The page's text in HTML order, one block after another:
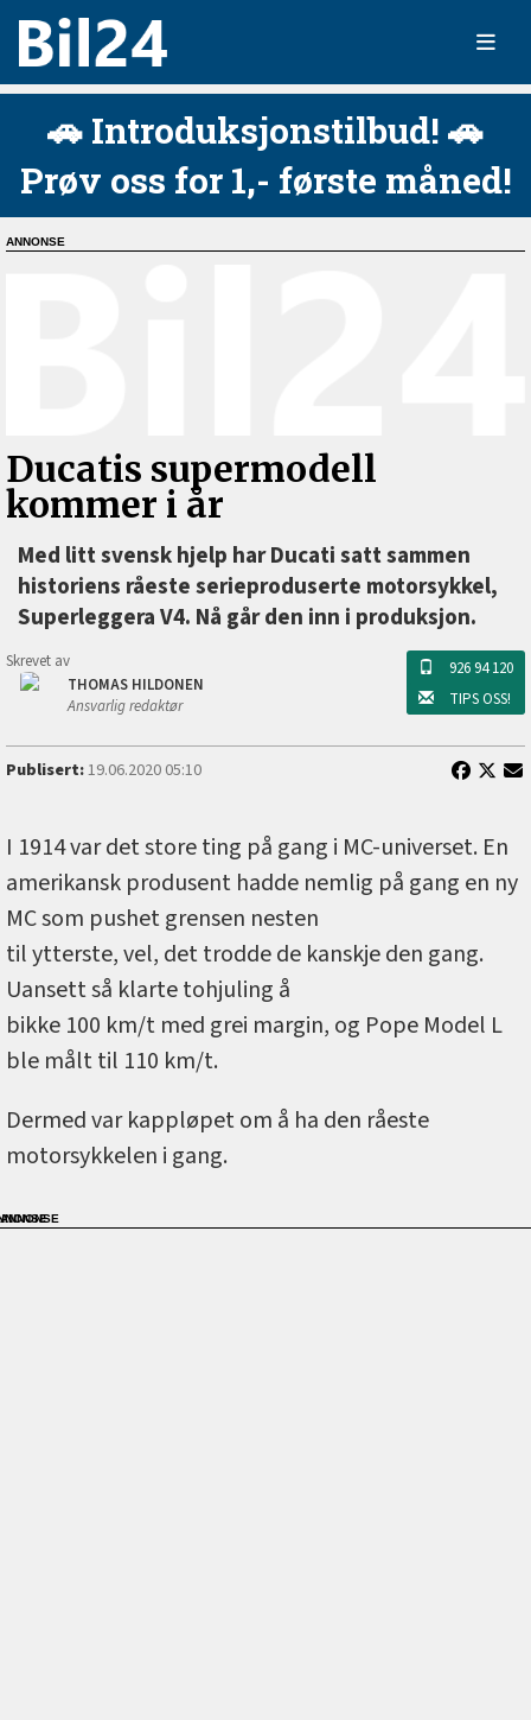
🚗 Introduksjonstilbud! 🚗
Prøv oss for 1,- første måned!
Ducatis supermodell
kommer i år
Med litt svensk hjelp har Ducati satt sammen
historiens råeste serieproduserte motorsykkel,
Superleggera V4. Nå går den inn i produksjon.
Skrevet av
THOMAS HILDONEN
Ansvarlig redaktør
926 94 120
TIPS OSS!
Publisert:19.06.2020 05:10
I 1914 var det store ting på gang i MC-universet. En
amerikansk produsent hadde nemlig på gang en ny
MC som pushet grensen nesten
til ytterste, vel, det trodde de kanskje den gang.
Uansett så klarte tohjuling å
bikke 100 km/t med grei margin, og Pope Model L
ble målt til 110 km/t.
Dermed var kappløpet om å ha den råeste
motorsykkelen i gang.